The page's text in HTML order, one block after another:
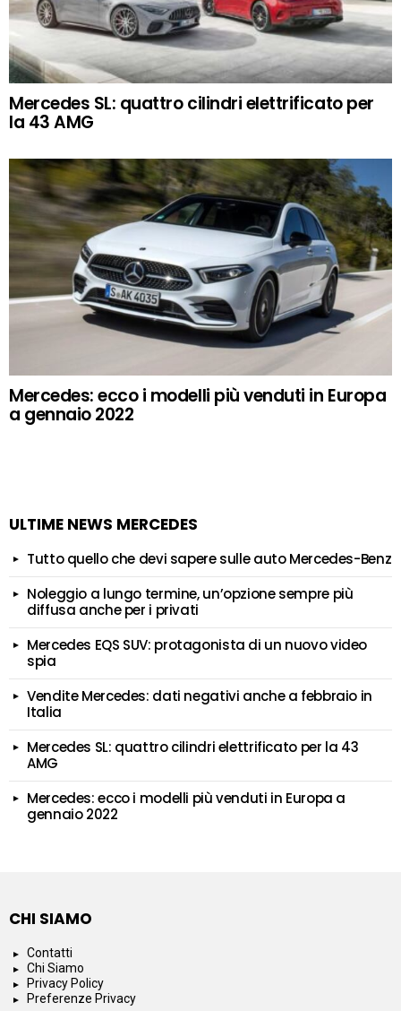
Mercedes SL: quattro cilindri elettrificato per
la 43 AMG
Mercedes: ecco i modelli più venduti in Europa
a gennaio 2022
ULTIME NEWS MERCEDES
Tutto quello che devi sapere sulle auto Mercedes-Benz
Noleggio a lungo termine, un’opzione sempre più
diffusa anche per i privati
Mercedes EQS SUV: protagonista di un nuovo video
spia
Vendite Mercedes: dati negativi anche a febbraio in
Italia
Mercedes SL: quattro cilindri elettrificato per la 43
AMG
Mercedes: ecco i modelli più venduti in Europa a
gennaio 2022
CHI SIAMO
Contatti
Chi Siamo
Privacy Policy
Preferenze Privacy